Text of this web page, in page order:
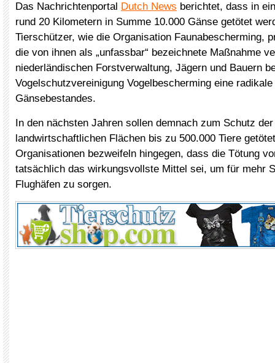
Das Nachrichtenportal Dutch News berichtet, dass in
rund 20 Kilometern in Summe 10.000 Gänse getötet
Tierschützer, wie die Organisation Faunabescherming,
die von ihnen als „unfassbar“ bezeichnete Maßnahme
niederländischen Forstverwaltung, Jägern und Bauern
Vogelschutzvereinigung Vogelbescherming eine
Gänsebestandes.
In den nächsten Jahren sollen demnach zum Schutz der
landwirtschaftlichen Flächen bis zu 500.000 Tiere
Organisationen bezweifeln hingegen, dass die Tötung
tatsächlich das wirkungsvollste Mittel sei, um für mehr
Flughäfen zu sorgen.